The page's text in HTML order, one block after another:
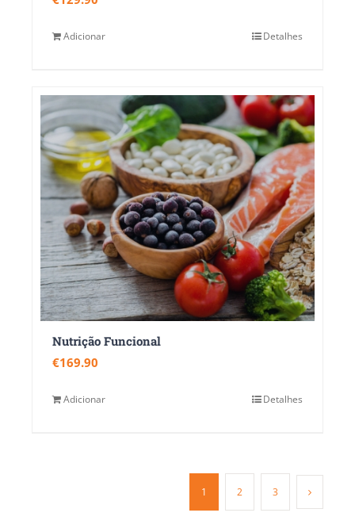
Adicionar Detalhes
Nutrição Funcional
€169.90
Adicionar Detalhes
1 2 3